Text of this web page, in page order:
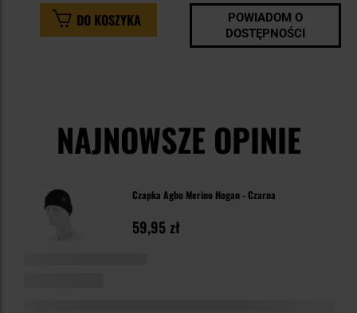
DO KOSZYKA
POWIADOM O
DOSTĘPNOŚCI
NAJNOWSZE OPINIE
Czapka Agbo Merino Hogan - Czarna
59,95 zł